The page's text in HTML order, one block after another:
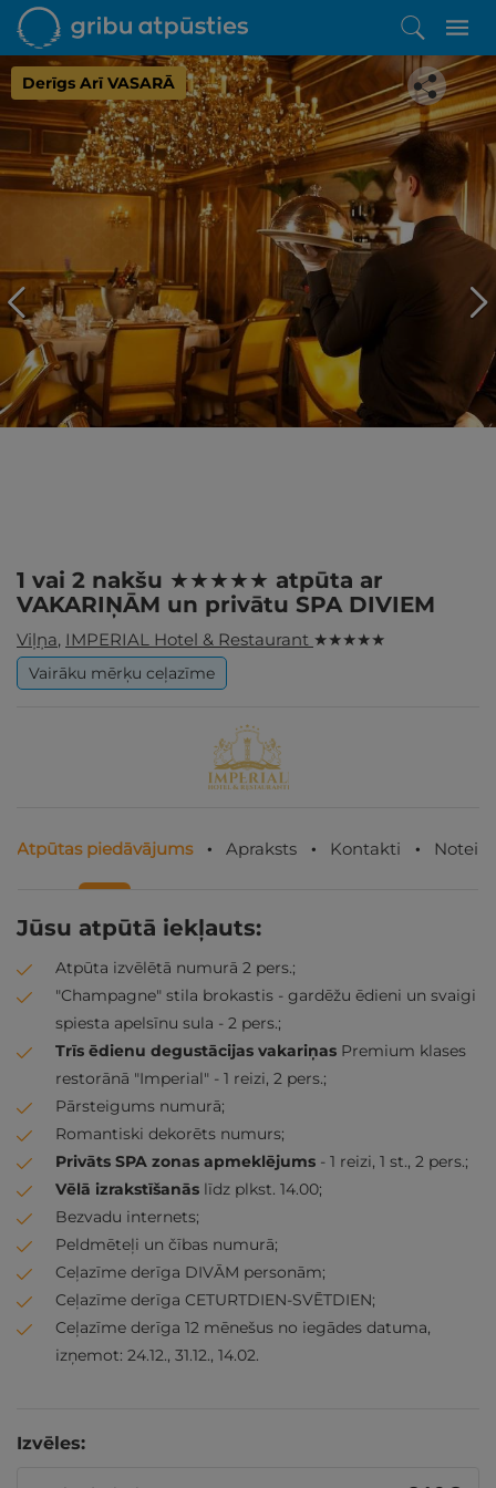
Derīgs Arī VASARĀ
Iepatikās šis piedāvājums?
Līdz brīnišķīgai atpūtai atlikuši tikai daži soļi
PĒRKU
1 vai 2 nakšu ★★★★★ atpūta ar
VAKARIŅĀM un privātu SPA DIVIEM
Viļņa, IMPERIAL Hotel & Restaurant ★ ★ ★ ★ ★
Vairāku mērķu ceļazīme
Atpūtas piedāvājums Apraksts Kontakti
Jūsu atpūtā iekļauts:
Atpūta izvēlētā numurā 2 pers.;
"Champagne" stila brokastis - gardēžu ēdieni un svaigi
spiesta apelsīnu sula - 2 pers.;
Trīs ēdienu degustācijas vakariņas Premium klases
restorānā "Imperial" - 1 reizi, 2 pers.;
Pārsteigums numurā;
Romantiski dekorēts numurs;
Privāts SPA zonas apmeklējums - 1 reizi, 1 st., 2 pers.;
Vēlā izrakstīšanās līdz plkst. 14.00;
Bezvadu internets;
Peldmēteļi un čības numurā;
Ceļazīme derīga DIVĀM personām;
Ceļazīme derīga CETURTDIEN-SVĒTDIEN;
Ceļazīme derīga 12 mēnešus no iegādes datuma,
izņemot: 24.12., 31.12., 14.02.
Izvēles: